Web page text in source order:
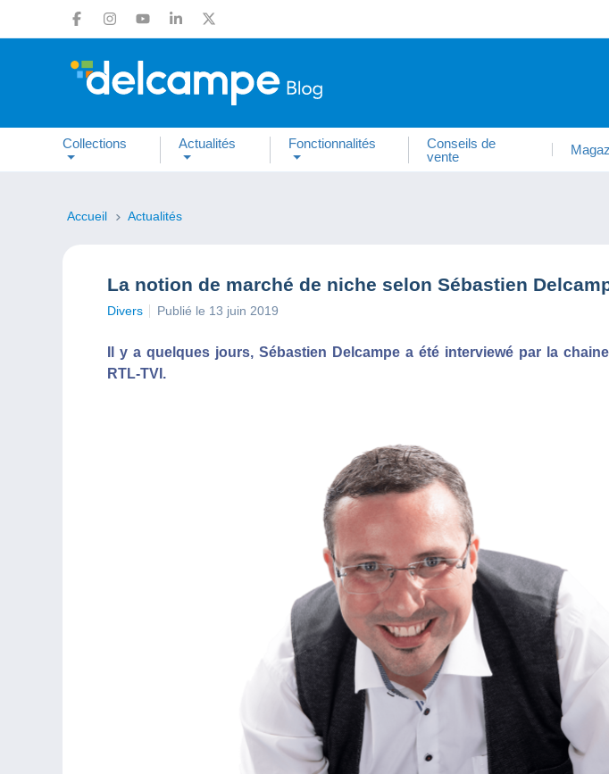
Collections Actualités Fonctionnalités
Conseils de
vente
Accueil Actualités
La notion de marché de niche selon Sébastien
Divers Publié le 13 juin 2019
Il y a quelques jours, Sébastien Delcampe a été interviewé par la
RTL-TVI.